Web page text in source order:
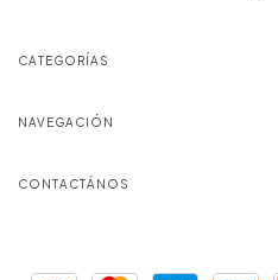
CATEGORÍAS
NAVEGACIÓN
CONTACTÁNOS